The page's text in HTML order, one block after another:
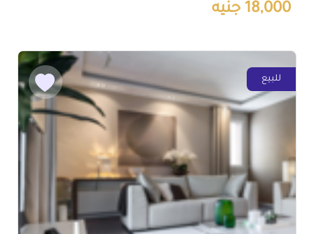
18,000 جنيه
للبيع